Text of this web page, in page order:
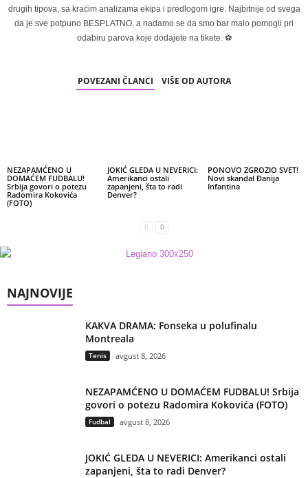
drugih tipova, sa kraćim analizama ekipa i predlogom igre. Najbitnije od svega
da je sve potpuno BESPLATNO, a nadamo se da smo bar malo pomogli pri
odabiru parova koje dodajete na tikete. ⚽
POVEZANI ČLANCI VIŠE OD AUTORA
NEZAPAMĆENO U
DOMAĆEM FUDBALU!
Srbija govori o potezu
Radomira Kokovića
(FOTO)
JOKIĆ GLEDA U NEVERICI:
Amerikanci ostali
zapanjeni, šta to radi
Denver?
PONOVO ZGROZIO SVET!
Novi skandal Đanija
Infantina
NAJNOVIJE
KAKVA DRAMA: Fonseka u polufinalu
Montreala
Tenis avgust 8, 2026
NEZAPAMĆENO U DOMAĆEM FUDBALU! Srbija
govori o potezu Radomira Kokovića (FOTO)
Fudbal avgust 8, 2026
JOKIĆ GLEDA U NEVERICI: Amerikanci ostali
zapanjeni, šta to radi Denver?